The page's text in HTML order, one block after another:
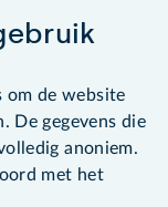
om de website
De gegevens die
anoniem.
met het